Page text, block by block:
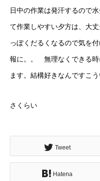
日中の作業は発汗するので
て作業しやすい夕方は、大
っぽくだるくなるので気を
報に。。 無理なくできる時
ます。結構好きなんですこ
さくらい
Tweet
Hatena